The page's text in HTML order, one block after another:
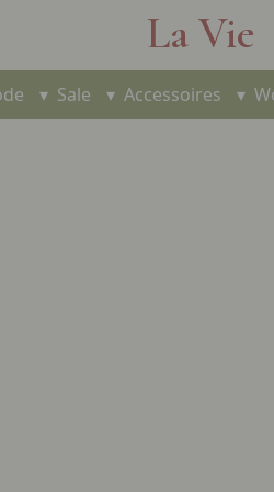
La Vie
▾ Sale ▾ Accessoires ▾